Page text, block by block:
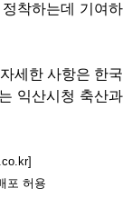
착하는데 기여하
세한 사항은 한국
익산시청 축산과
포 허용